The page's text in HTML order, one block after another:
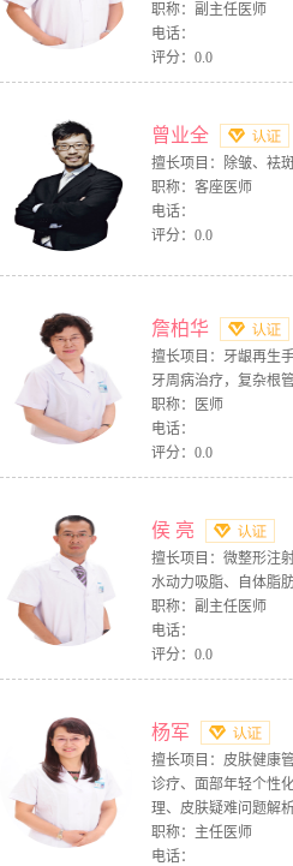
职称：副主任医师
电话：
评分：0.0
曾业全
擅长项目：除皱、袪
职称：客座医师
电话：
评分：0.0
詹柏华
擅长项目：牙龈再生
牙周病治疗，复杂根
职称：医师
电话：
评分：0.0
侯 亮
擅长项目：微整形注
水动力吸脂、自体脂
职称：副主任医师
电话：
评分：0.0
杨军
擅长项目：皮肤健康
诊疗、面部年轻个性
理、皮肤疑难问题解析
职称：主任医师
电话：